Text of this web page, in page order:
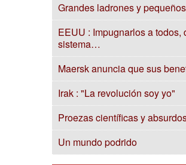
Grandes ladrones y
EEUU : Impugnarlos a todos,
sistema…
Maersk anuncia que sus
Irak : "La revolución soy yo"
Proezas científicas y
Un mundo podrido